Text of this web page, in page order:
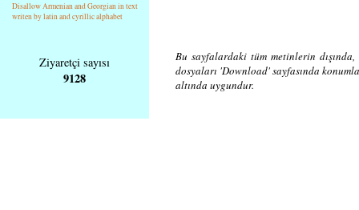
Disallow Armenian and Georgian in text
writen by latin and cyrillic alphabet
Ziyaretçi sayısı
9128
Bu sayfalardaki tüm metinlerin
dosyaları 'Download' sayfasında
altında uygundur.